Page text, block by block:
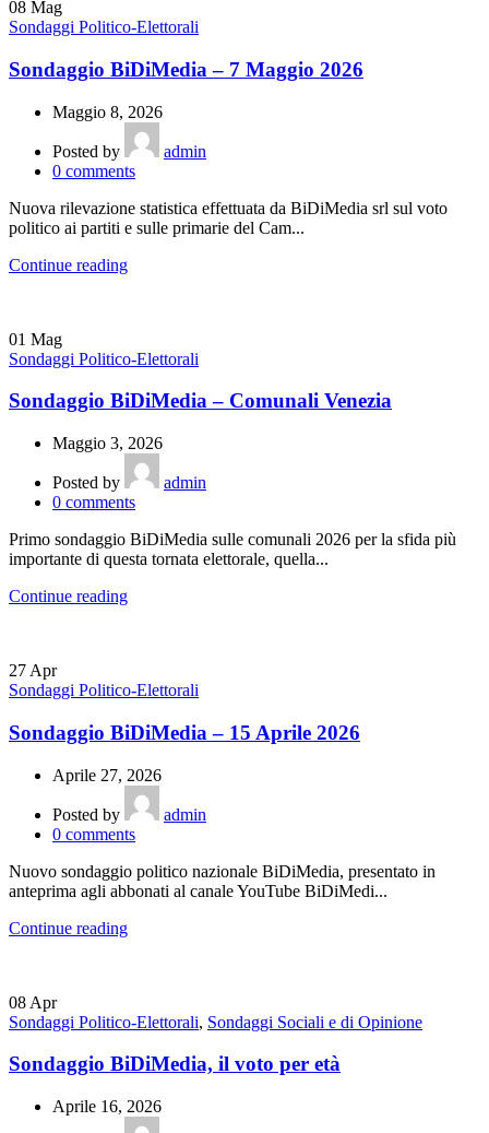
08 Mag
Sondaggi Politico-Elettorali
Sondaggio BiDiMedia – 7 Maggio 2026
Maggio 8, 2026
Posted by
admin
0 comments
Nuova rilevazione statistica effettuata da BiDiMedia srl sul voto
politico ai partiti e sulle primarie del Cam...
Continue reading
01 Mag
Sondaggi Politico-Elettorali
Sondaggio BiDiMedia – Comunali Venezia
Maggio 3, 2026
Posted by
admin
0 comments
Primo sondaggio BiDiMedia sulle comunali 2026 per la sfida più
importante di questa tornata elettorale, quella...
Continue reading
27 Apr
Sondaggi Politico-Elettorali
Sondaggio BiDiMedia – 15 Aprile 2026
Aprile 27, 2026
Posted by
admin
0 comments
Nuovo sondaggio politico nazionale BiDiMedia, presentato in
anteprima agli abbonati al canale YouTube BiDiMedi...
Continue reading
08 Apr
Sondaggi Politico-Elettorali, Sondaggi Sociali e di Opinione
Sondaggio BiDiMedia, il voto per età
Aprile 16, 2026